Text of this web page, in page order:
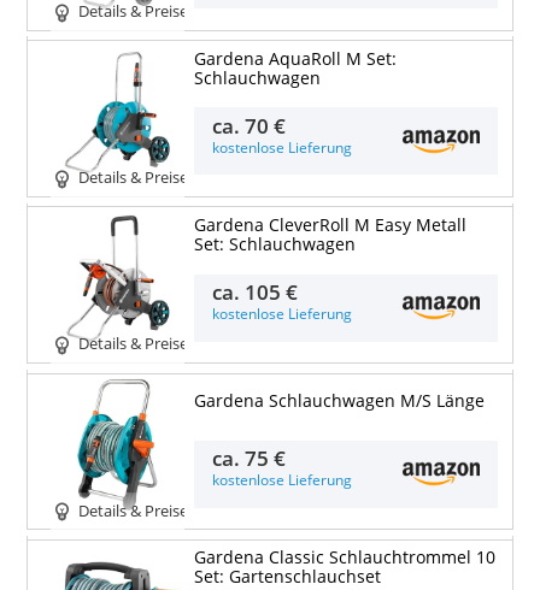
Details & Preise
Details & Preise
Gardena AquaRoll M Set:
Schlauchwagen
ca.70 €
kostenlose Lieferung
Details & Preise
Gardena CleverRoll M Easy Metall
Set: Schlauchwagen
ca. 105 €
kostenlose Lieferung
Details & Preise
Gardena Schlauchwagen M/S Länge
ca.75 €
kostenlose Lieferung
Gardena Classic Schlauchtrommel 10
Set: Gartenschlauchset